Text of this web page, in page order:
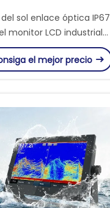
del sol enlace óptica IP67
monitor LCD industrial
robusto 10,1 de”
legible
el mejor precio